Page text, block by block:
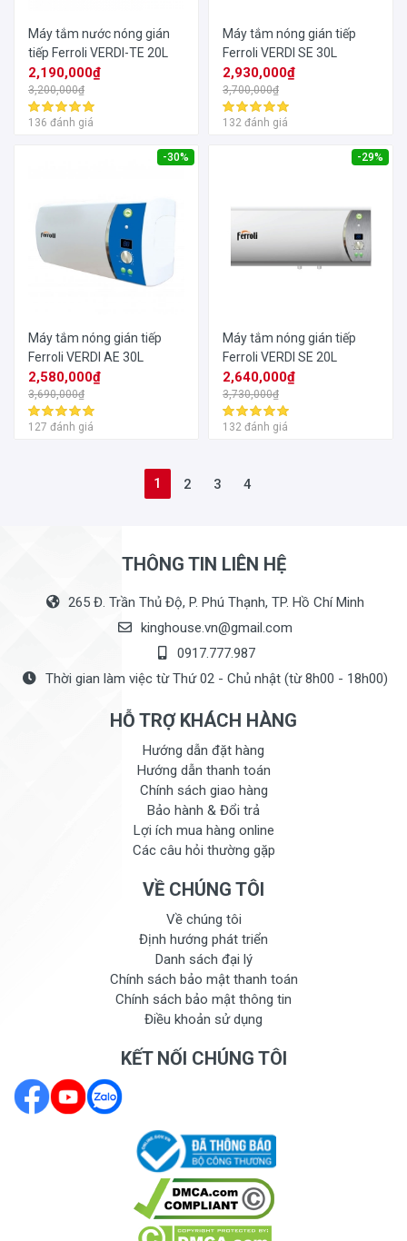
Máy tắm nước nóng gián
tiếp Ferroli VERDI-TE 20L
2,190,000₫
3,200,000₫
136 đánh giá
Máy tắm nóng gián tiếp
Ferroli VERDI SE 30L
2,930,000₫
3,700,000₫
132 đánh giá
-30%
Máy tắm nóng gián tiếp
Ferroli VERDI AE 30L
2,580,000₫
3,690,000₫
127 đánh giá
-29%
Máy tắm nóng gián tiếp
Ferroli VERDI SE 20L
2,640,000₫
3,730,000₫
132 đánh giá
1 2 3 4
THÔNG TIN LIÊN HỆ
265 Đ. Trần Thủ Độ, P. Phú Thạnh, TP. Hồ Chí Minh
kinghouse.vn@gmail.com
0917.777.987
Thời gian làm việc từ Thứ 02 - Chủ nhật (từ 8h00 - 18h00)
HỖ TRỢ KHÁCH HÀNG
Hướng dẫn đặt hàng
Hướng dẫn thanh toán
Chính sách giao hàng
Bảo hành & Đổi trả
Lợi ích mua hàng online
Các câu hỏi thường gặp
VỀ CHÚNG TÔI
Về chúng tôi
Định hướng phát triển
Danh sách đại lý
Chính sách bảo mật thanh toán
Chính sách bảo mật thông tin
Điều khoản sử dụng
KẾT NỐI CHÚNG TÔI